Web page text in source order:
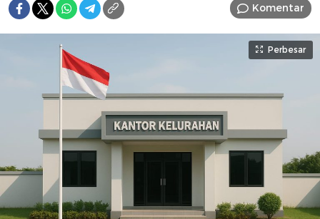
Komentar
Perbesar